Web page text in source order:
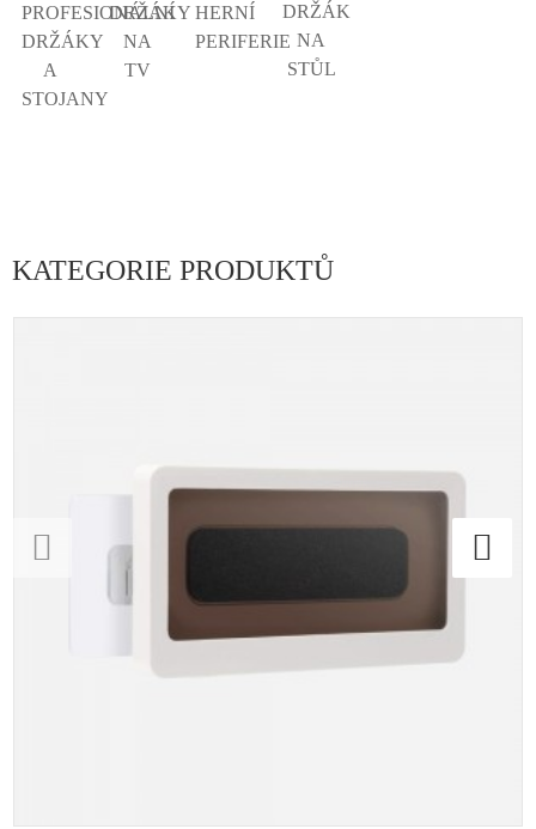
PROFESIONÁLNÍ
DRŽÁKY
A
STOJANY
DRŽÁKY
NA
TV
HERNÍ
PERIFERIE
DRŽÁK
NA
STŮL
KATEGORIE PRODUKTŮ